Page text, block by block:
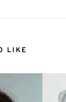
LIKE